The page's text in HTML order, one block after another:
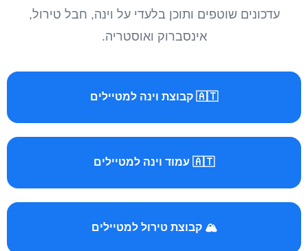
עדכונים שוטפים ותוכן בלעדי על וינה, חבל טירול,
אינסברוק ואוסטריה.
🇦🇹 קבוצת וינה למטיילים
🇦🇹 עמוד וינה למטיילים
🏔️ קבוצת טירול למטיילים